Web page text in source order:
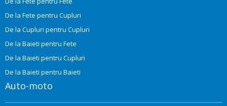
De la Fete pentru Cupluri
De la Cupluri pentru Cupluri
De la Baieti pentru Fete
De la Baieti pentru Cupluri
De la Baieti pentru Baieti
Auto-moto